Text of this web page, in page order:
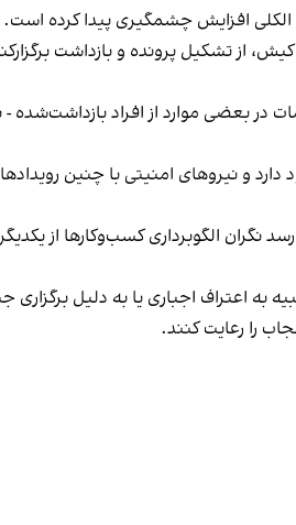
افزایش چشمگیری پیدا کرده است.
از تشکیل پرونده و بازداشت
در بعضی موارد از افراد بازداشت‌‌شده
و نیروهای امنیتی با چنین
الگوبرداری کسب‌وکارها از یکدیگر
اعتراف اجباری یا به دلیل برگزاری
را رعایت کنند.